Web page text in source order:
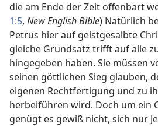
die am Ende der Zeit offenbart
1:5, New English Bible) Natürlich
Petrus hier auf geistgesalbte
gleiche Grundsatz trifft auf alle
hingegeben haben. Sie müssen
seinen göttlichen Sieg glauben,
eigenen Rechtfertigung und zu
herbeiführen wird. Doch um ein
genügt es gewiß nicht, sich nur